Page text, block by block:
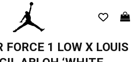
FORCE 1 LOW X LOUIS